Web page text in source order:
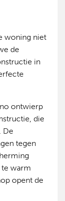
woning niet
de
in
ontwierp
die
De
tegen
warm
opent de